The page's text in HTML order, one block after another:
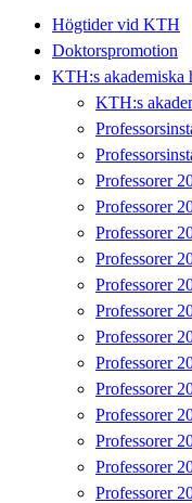
Högtider vid KTH
Doktorspromotion
KTH:s akademiska
KTH:s
Professorer
Professorer
Professorer
Professorer
Professorer
Professorer
Professorer
Professorer
Professorer
Professorer
Professorer
Professorer
Professorer